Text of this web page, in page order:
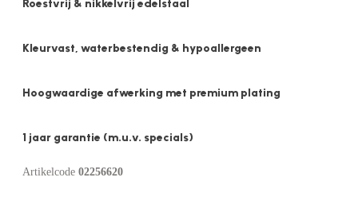
Roestvrij & nikkelvrij edelstaal
Kleurvast, waterbestendig & hypoallergeen
Hoogwaardige afwerking met premium plating
1 jaar garantie (m.u.v. specials)
Artikelcode 02256620